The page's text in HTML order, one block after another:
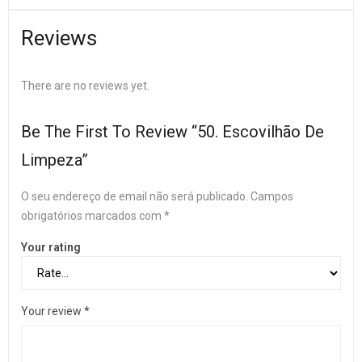
Reviews
There are no reviews yet.
Be The First To Review “50. Escovilhão De
Limpeza”
O seu endereço de email não será publicado. Campos
obrigatórios marcados com *
Your rating
Your review *